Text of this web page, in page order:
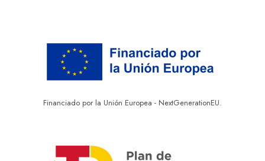
Financiado por la Unión Europea - NextGenerationEU.